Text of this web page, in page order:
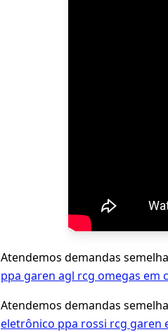
Atendemos demandas
ppa garen agl rcg omegas em
Atendemos demandas
eletrônico ppa rossi rcg garen